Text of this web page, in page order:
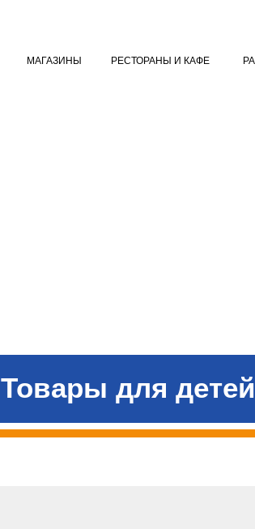
МАГАЗИНЫ РЕСТОРАНЫ И КАФЕ
Товары для детей